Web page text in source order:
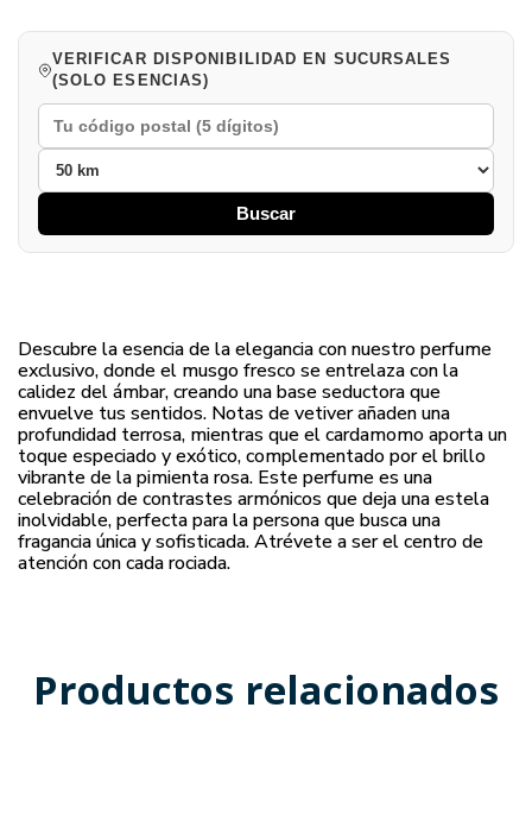
VERIFICAR DISPONIBILIDAD EN SUCURSALES
(SOLO ESENCIAS)
Buscar
Descubre la esencia de la elegancia con nuestro perfume
exclusivo, donde el musgo fresco se entrelaza con la
calidez del ámbar, creando una base seductora que
envuelve tus sentidos. Notas de vetiver añaden una
profundidad terrosa, mientras que el cardamomo aporta un
toque especiado y exótico, complementado por el brillo
vibrante de la pimienta rosa. Este perfume es una
celebración de contrastes armónicos que deja una estela
inolvidable, perfecta para la persona que busca una
fragancia única y sofisticada. Atrévete a ser el centro de
atención con cada rociada.
Productos relacionados